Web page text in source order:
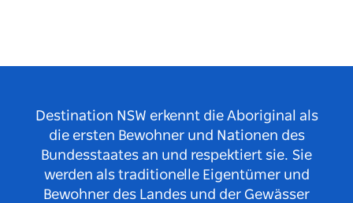
Destination NSW erkennt die Aboriginal als
die ersten Bewohner und Nationen des
Bundesstaates an und respektiert sie. Sie
werden als traditionelle Eigentümer und
Bewohner des Landes und der Gewässer